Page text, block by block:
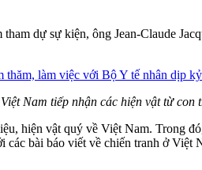
dự sự kiện, ông Jean-Claude
Nam tiếp nhận các hiện vật từ
hiện vật quý về Việt Nam. Trong
các bài báo viết về chiến tranh ở